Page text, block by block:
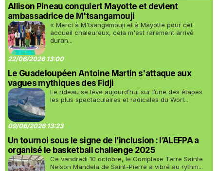
Allison Pineau conquiert Mayotte et devient
ambassadrice de M'tsangamouji
« Merci à M'tsangamouji et à Mayotte pour cet
accueil chaleureux, cela m'est rarement arrivé
duran...
22/06/2026 13:00
Le Guadeloupéen Antoine Martin s'attaque aux
vagues mythiques des Fidji
Le rideau se lève aujourd’hui sur l’une des étapes
les plus spectaculaires et radicales du Worl...
09/06/2026 13:23
Un tournoi sous le signe de l’inclusion : l’ALEFPA a
organisé le basketball challenge 2025
Ce vendredi 10 octobre, le Complexe Terre Sainte
Nelson Mandela de Saint-Pierre a vibré au rythm...